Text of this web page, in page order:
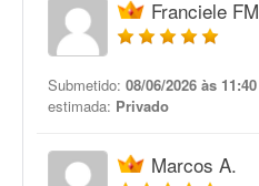
Franciele FM
Submetido: 08/06/2026 às 11:40
estimada: Privado
Marcos A.